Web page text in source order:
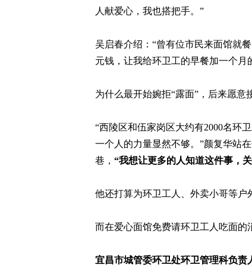
人献爱心，我也搭把手。”
吴启春介绍：“曾有位市民来面馆就
元钱，让我给环卫工的早餐加一个月
为什么最开始婉拒“露面”，后来愿意
“西陵区和伍家岗区大约有2000名环
一个人的力量显然不够。”颜复华站
巷， “我想让更多的人知道这件事，
他还打算为环卫工人、外卖小哥等户
而在爱心面馆免费请环卫工人吃面的
宜昌市城管委环卫处环卫管理科负